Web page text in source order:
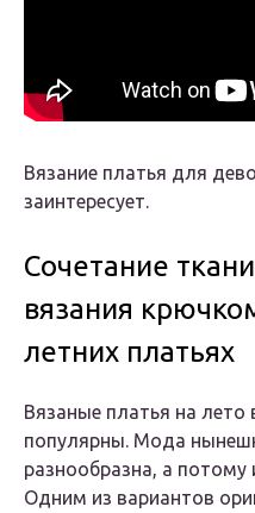
Вязание платья для
заинтересует.
Сочетание
вязания
летних платьях
Вязаные платья на лето
популярны. Мода
разнообразна, а потому
Одним из вариантов